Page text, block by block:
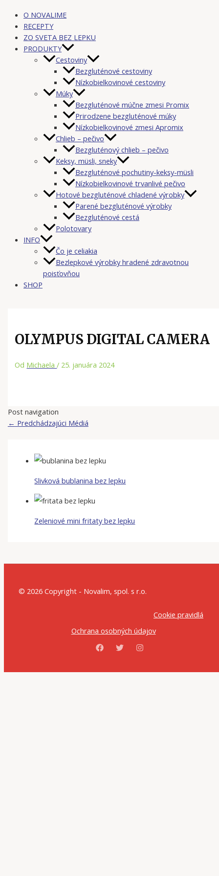
O NOVALIME
RECEPTY
ZO SVETA BEZ LEPKU
PRODUKTY
Cestoviny
Bezgluténové cestoviny
Nízkobielkovinové cestoviny
Múky
Bezgluténové múčne zmesi Promix
Prirodzene bezgluténové múky
Nízkobielkovinové zmesi Apromix
Chlieb – pečivo
Bezgluténový chlieb – pečivo
Keksy, müsli, sneky
Bezgluténové pochutiny-keksy-müsli
Nízkobielkovinové trvanlivé pečivo
Hotové bezgluténové chladené výrobky
Parené bezgluténové výrobky
Bezgluténové cestá
Polotovary
INFO
Čo je celiakia
Bezlepkové výrobky hradené zdravotnou
poisťovňou
SHOP
OLYMPUS DIGITAL CAMERA
Od Michaela/ 25. januára 2024
Post navigation
← Predchádzajúci Médiá
Slivková bublanina bez lepku
Zeleniové mini fritaty bez lepku
© 2026 Copyright - Novalim, spol. s r.o.
Cookie pravidlá
Ochrana osobných údajov